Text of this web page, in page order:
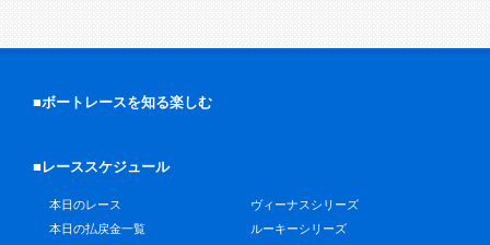
■ボートレースを知る楽しむ
■レーススケジュール
本日のレース
本日の払戻金一覧
ヴィーナスシリーズ
ルーキーシリーズ